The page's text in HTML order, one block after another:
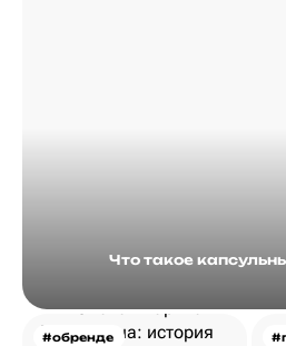
Что такое
#обренде